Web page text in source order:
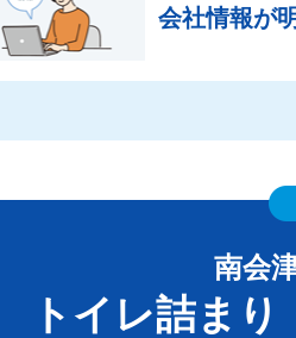
会社情報が
南会
トイレ詰ま